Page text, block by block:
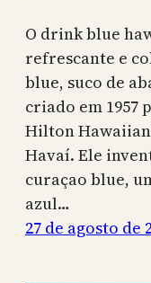
O drink blue
refrescante e
blue, suco de
criado em 1957
Hilton
Havaí. Ele
curaçao blue,
azul…
27 de agosto de